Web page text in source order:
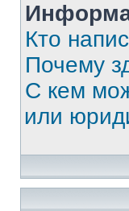
Кто
Почему
С кем
или